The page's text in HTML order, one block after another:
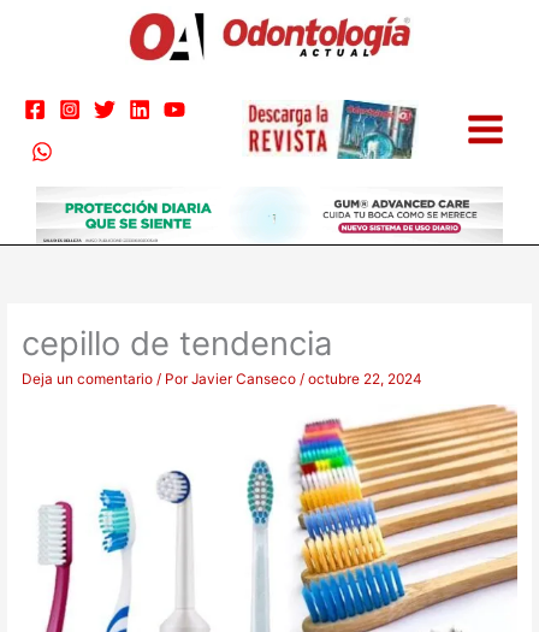
cepillo de tendencia
Deja un comentario / PorJavier Canseco/octubre 22, 2024